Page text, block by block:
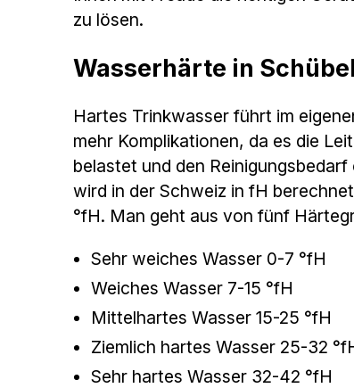
zu lösen.
Wasserhärte in
Hartes Trinkwasser führt im
mehr Komplikationen, da es die
belastet und den
wird in der Schweiz in fH
°fH. Man geht aus von fünf
Sehr weiches Wasser 0-7 °fH
Weiches Wasser 7-15 °fH
Mittelhartes Wasser 15-25 °fH
Ziemlich hartes Wasser 25-32
Sehr hartes Wasser 32-42 °fH